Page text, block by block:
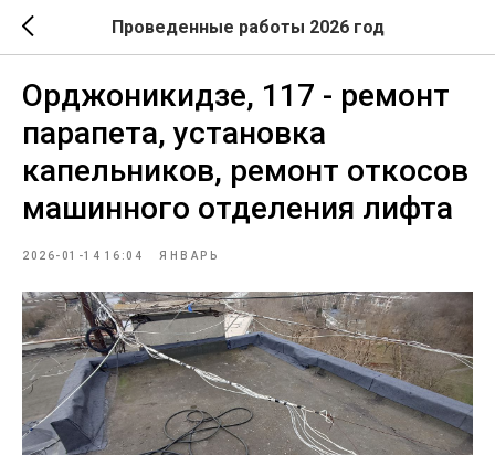
Проведенные работы 2026 год
Орджоникидзе, 117 - ремонт
парапета, установка
капельников, ремонт откосов
машинного отделения лифта
2026-01-14 16:04 ЯНВАРЬ